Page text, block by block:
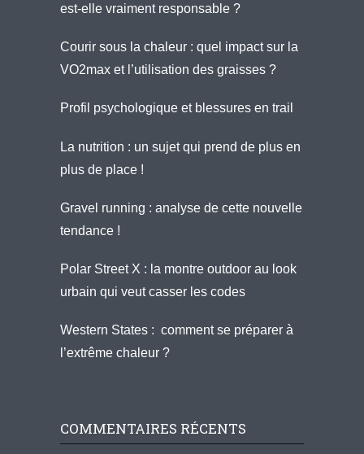
est-elle vraiment responsable ?
Courir sous la chaleur : quel impact sur la
VO2max et l’utilisation des graisses ?
Profil psychologique et blessures en trail
La nutrition : un sujet qui prend de plus en
plus de place !
Gravel running : analyse de cette nouvelle
tendance !
Polar Street X : la montre outdoor au look
urbain qui veut casser les codes
Western States : comment se préparer à
l’extrême chaleur ?
COMMENTAIRES RÉCENTS